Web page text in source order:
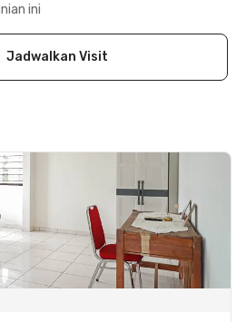
ini
Jadwalkan Visit